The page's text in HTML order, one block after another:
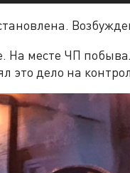
На месте ЧП
это дело на